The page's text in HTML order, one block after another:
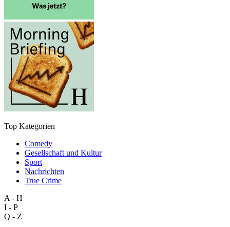
Top Kategorien
Comedy
Gesellschaft und Kultur
Sport
Nachrichten
True Crime
A - H
I - P
Q - Z